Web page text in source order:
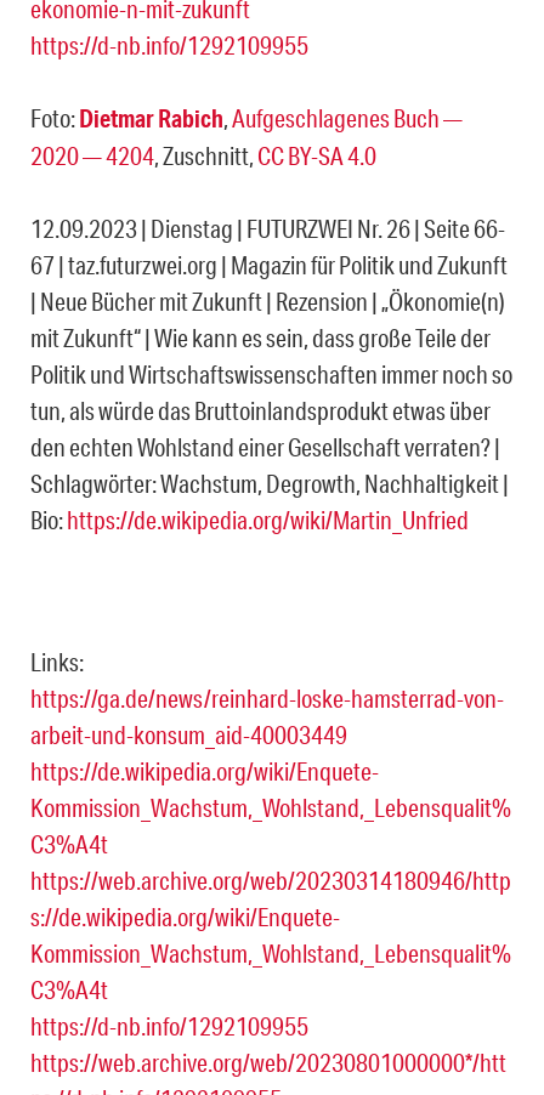
ekonomie-n-mit-zukunft
https://d-nb.info/1292109955
Foto:Dietmar Rabich,Aufgeschlagenes Buch —
2020 — 4204, Zuschnitt, CC BY-SA 4.0
12.09.2023 | Dienstag | FUTURZWEI Nr. 26 | Seite 66-
67 | taz.futurzwei.org | Magazin für Politik und Zukunft
| Neue Bücher mit Zukunft | Rezension | „Ökonomie(n)
mit Zukunft“ | Wie kann es sein, dass große Teile der
Politik und Wirtschaftswissenschaften immer noch so
tun, als würde das Bruttoinlandsprodukt etwas über
den echten Wohlstand einer Gesellschaft verraten? |
Schlagwörter: Wachstum, Degrowth, Nachhaltigkeit |
Bio:https://de.wikipedia.org/wiki/Martin_Unfried
Links:
https://ga.de/news/reinhard-loske-hamsterrad-von-
arbeit-und-konsum_aid-40003449
https://de.wikipedia.org/wiki/Enquete-
Kommission_Wachstum,_Wohlstand,_Lebensqualit%
C3%A4t
https://web.archive.org/web/20230314180946/http
s://de.wikipedia.org/wiki/Enquete-
Kommission_Wachstum,_Wohlstand,_Lebensqualit%
C3%A4t
https://d-nb.info/1292109955
https://web.archive.org/web/20230801000000*/htt